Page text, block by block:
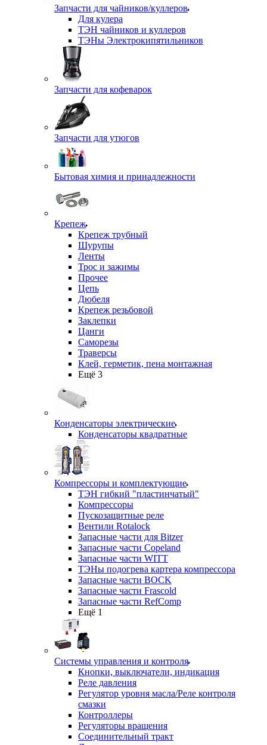
Запчасти для чайников/куллеров
Для кулера
ТЭН чайников и куллеров
ТЭНы Электрокипятильников
Запчасти для кофеварок
Запчасти для утюгов
Бытовая химия и принадлежности
Крепеж
Крепеж трубный
Шурупы
Ленты
Трос и зажимы
Прочее
Цепь
Дюбеля
Крепеж резьбовой
Заклепки
Цанги
Саморезы
Траверсы
Клей, герметик, пена монтажная
Ещё 3
Конденсаторы электрические
Конденсаторы квадратные
Компрессоры и комплектующие
ТЭН гибкий "пластинчатый"
Компрессоры
Пускозащитные реле
Вентили Rotalock
Запасные части для Bitzer
Запасные части Copeland
Запасные части WITT
ТЭНы подогрева картера компрессора
Запасные части BOCK
Запасные части Frascold
Запасные части RefComp
Ещё 1
Системы управления и контроля
Кнопки, выключатели, индикация
Реле давления
Регулятор уровня масла/Реле контроля
смазки
Контроллеры
Регуляторы вращения
Соединительный тракт